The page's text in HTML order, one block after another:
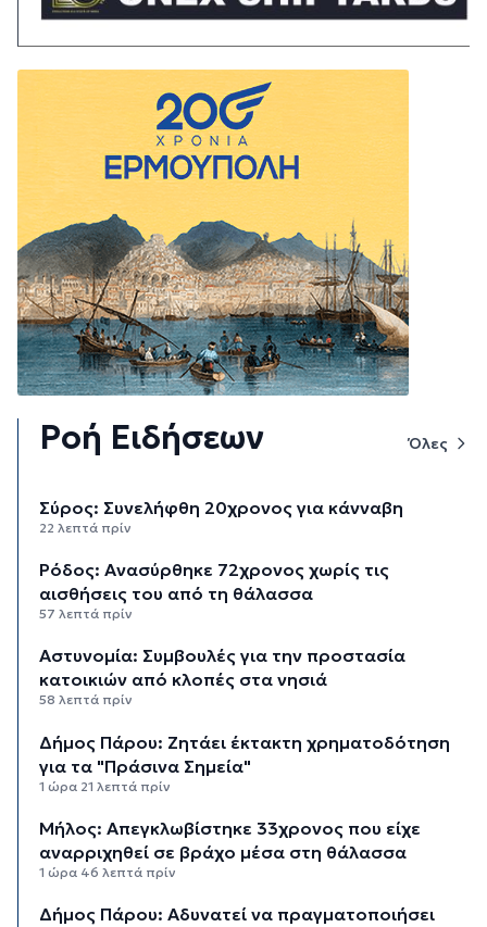
Ροή Ειδήσεων Όλες
Σύρος: Συνελήφθη 20χρονος για κάνναβη
22 λεπτά πρίν
Ρόδος: Ανασύρθηκε 72χρονος χωρίς τις
αισθήσεις του από τη θάλασσα
57 λεπτά πρίν
Αστυνομία: Συμβουλές για την προστασία
κατοικιών από κλοπές στα νησιά
58 λεπτά πρίν
Δήμος Πάρου: Ζητάει έκτακτη χρηματοδότηση
για τα "Πράσινα Σημεία"
1 ώρα 21 λεπτά πρίν
Μήλος: Απεγκλωβίστηκε 33χρονος που είχε
αναρριχηθεί σε βράχο μέσα στη θάλασσα
1 ώρα 46 λεπτά πρίν
Δήμος Πάρου: Αδυνατεί να πραγματοποιήσει